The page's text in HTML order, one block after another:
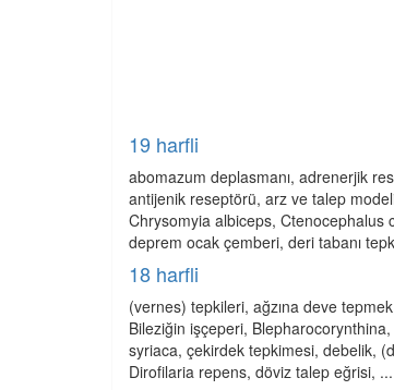
19 harfli
abomazum deplasmanı, adrenerjik
antijenik reseptörü, arz ve talep
Chrysomyia albiceps, Ctenocephalus
deprem ocak çemberi, deri tabanı
18 harfli
(vernes) tepkileri, ağzına deve
Bileziğin işçeperi, Blepharocorynthina,
syriaca, çekirdek tepkimesi, debelik,
Dirofilaria repens, döviz talep eğrisi, ...